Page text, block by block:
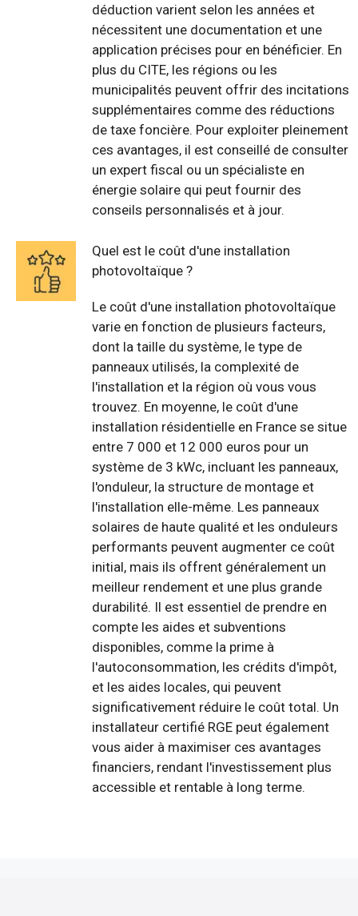
déduction varient selon les années et
nécessitent une documentation et une
application précises pour en bénéficier. En
plus du CITE, les régions ou les
municipalités peuvent offrir des incitations
supplémentaires comme des réductions
de taxe foncière. Pour exploiter pleinement
ces avantages, il est conseillé de consulter
un expert fiscal ou un spécialiste en
énergie solaire qui peut fournir des
conseils personnalisés et à jour.
Quel est le coût d'une installation
photovoltaïque ?
Le coût d'une installation photovoltaïque
varie en fonction de plusieurs facteurs,
dont la taille du système, le type de
panneaux utilisés, la complexité de
l'installation et la région où vous vous
trouvez. En moyenne, le coût d'une
installation résidentielle en France se situe
entre 7 000 et 12 000 euros pour un
système de 3 kWc, incluant les panneaux,
l'onduleur, la structure de montage et
l'installation elle-même. Les panneaux
solaires de haute qualité et les onduleurs
performants peuvent augmenter ce coût
initial, mais ils offrent généralement un
meilleur rendement et une plus grande
durabilité. Il est essentiel de prendre en
compte les aides et subventions
disponibles, comme la prime à
l'autoconsommation, les crédits d'impôt,
et les aides locales, qui peuvent
significativement réduire le coût total. Un
installateur certifié RGE peut également
vous aider à maximiser ces avantages
financiers, rendant l'investissement plus
accessible et rentable à long terme.